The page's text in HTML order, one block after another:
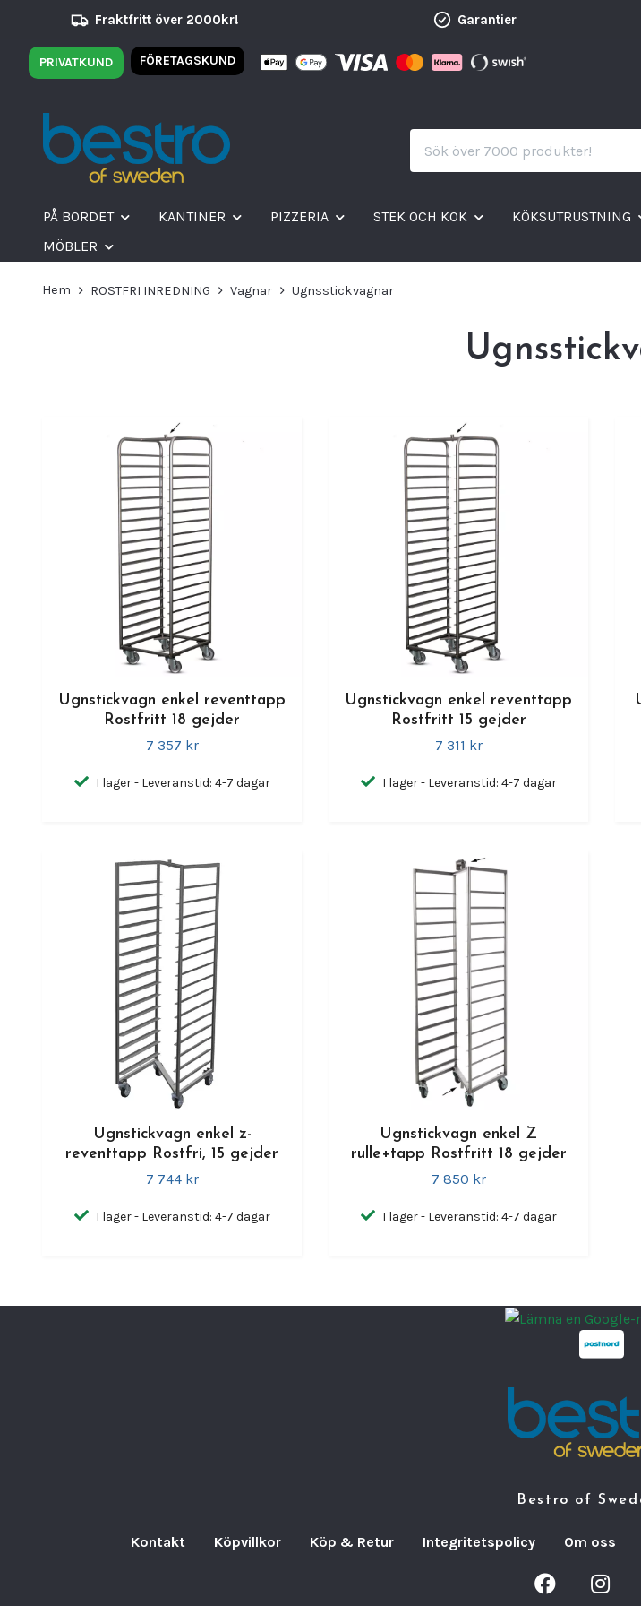
Fraktfritt över 2000kr! Garantier
PRIVATKUND FÖRETAGSKUND
PÅ BORDET KANTINER PIZZERIA STEK OCH KOK KÖKSUTRUSTNING
MÖBLER
Hem ROSTFRI INREDNING Vagnar Ugnsstickvagnar
Ugnstickvagn enkel reventtapp
Rostfritt 18 gejder
7 357 kr
I lager - Leveranstid: 4-7 dagar
Ugnstickvagn enkel reventtapp
Rostfritt 15 gejder
7 311 kr
I lager - Leveranstid: 4-7 dagar
Ugnstickvagn enkel z-
reventtapp Rostfri, 15 gejder
7 744 kr
I lager - Leveranstid: 4-7 dagar
Ugnstickvagn enkel Z
rulle+tapp Rostfritt 18 gejder
7 850 kr
I lager - Leveranstid: 4-7 dagar
Bestro of
Kontakt Köpvillkor Köp & Retur Integritetspolicy Om oss